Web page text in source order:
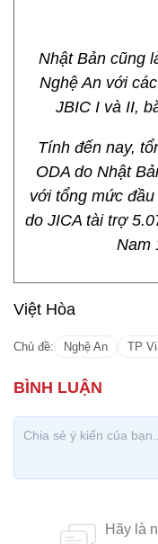
Nhật Bản cũng
Nghệ An với
JBIC I và II,
Tính đến nay,
ODA do Nhật
với tổng mức
do JICA tài trợ
Nam
Việt Hòa
Chủ đề: Nghệ An TP